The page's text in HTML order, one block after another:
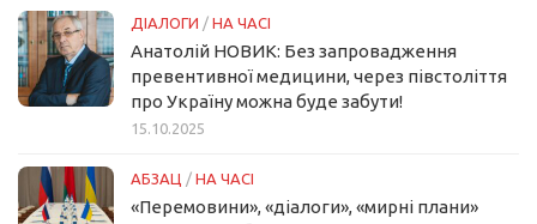
ДІАЛОГИ / НА ЧАСІ
Анатолій НОВИК: Без запровадження
превентивної медицини, через півстоліття
про Україну можна буде забути!
15.10.2025
АБЗАЦ / НА ЧАСІ
«Перемовини», «діалоги», «мирні плани»